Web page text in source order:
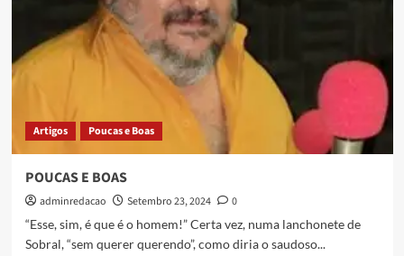
Artigos Poucas e Boas
POUCAS E BOAS
adminredacao Setembro 23, 2024
0
“Esse, sim, é que é o homem!” Certa vez, numa lanchonete de
Sobral, “sem querer querendo”, como diria o saudoso...